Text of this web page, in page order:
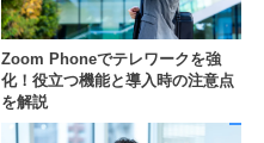
Zoom Phoneでテレワークを強
化！役立つ機能と導入時の注意点
を解説